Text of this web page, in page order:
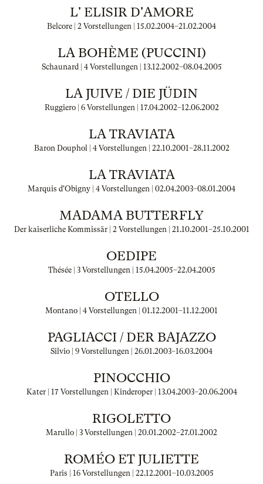
L' ELISIR D'AMORE
Belcore | 2 Vorstellungen | 15.02.2004–21.02.2004
LA BOHÈME (PUCCINI)
Schaunard | 4 Vorstellungen | 13.12.2002–08.04.2005
LA JUIVE / DIE JÜDIN
Ruggiero | 6 Vorstellungen | 17.04.2002–12.06.2002
LA TRAVIATA
Baron Douphol | 4 Vorstellungen | 22.10.2001–28.11.2002
LA TRAVIATA
Marquis d'Obigny | 4 Vorstellungen | 02.04.2003–08.01.2004
MADAMA BUTTERFLY
Der kaiserliche Kommissär | 2 Vorstellungen | 21.10.2001–25.10.2001
OEDIPE
Thésée | 3 Vorstellungen | 15.04.2005–22.04.2005
OTELLO
Montano | 4 Vorstellungen | 01.12.2001–11.12.2001
PAGLIACCI / DER BAJAZZO
Silvio | 9 Vorstellungen | 26.01.2003–16.03.2004
PINOCCHIO
Kater | 17 Vorstellungen | Kinderoper | 13.04.2003–20.06.2004
RIGOLETTO
Marullo | 3 Vorstellungen | 20.01.2002–27.01.2002
ROMÉO ET JULIETTE
Paris | 16 Vorstellungen | 22.12.2001–10.03.2005